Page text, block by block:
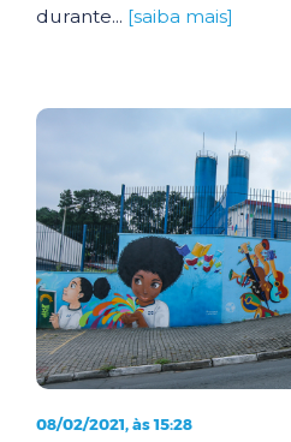
durante... [saiba mais]
08/02/2021, às 15:28